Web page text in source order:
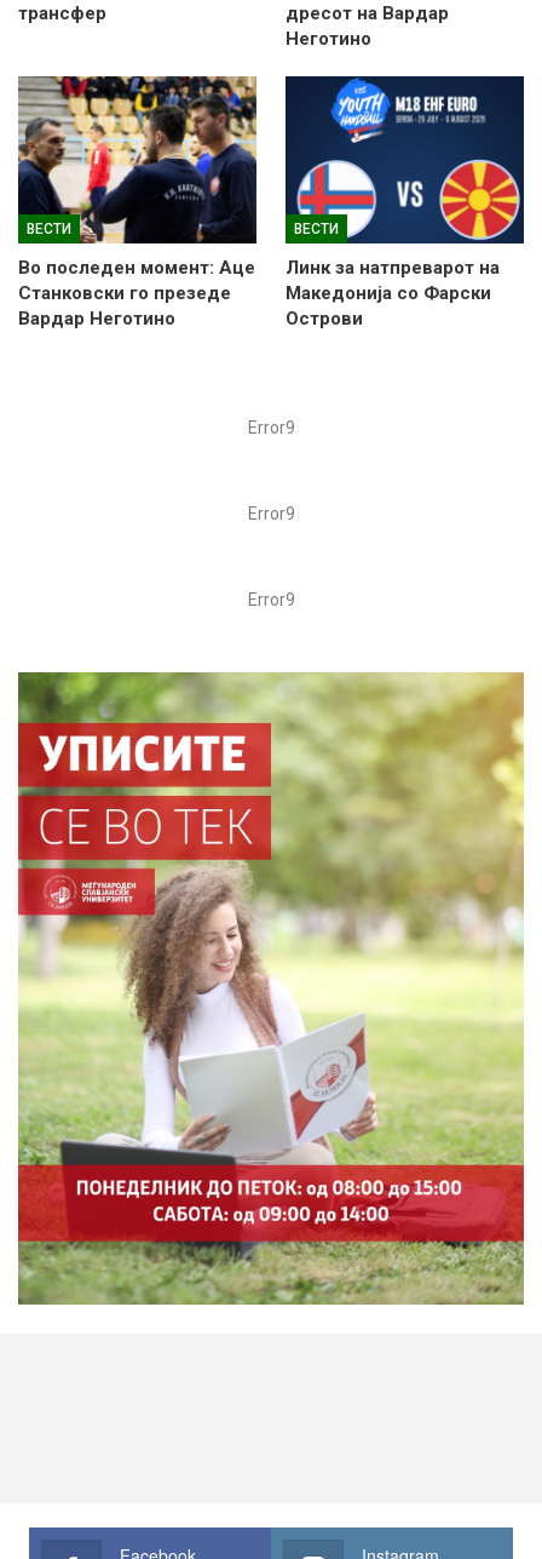
трансфер
дресот на Вардар
Неготино
ВЕСТИ
Во последен момент: Аце
Станковски го презеде
Вардар Неготино
ВЕСТИ
Линк за натпреварот на
Македонија со Фарски
Острови
Error9
Error9
Error9